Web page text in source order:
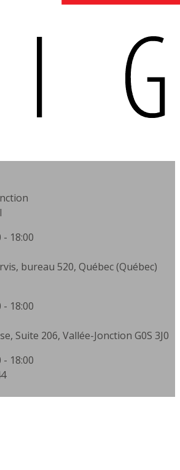
- 18:00
bureau 520, Québec (Québec)
- 18:00
Suite 206, Vallée-Jonction G0S 3J0
- 18:00